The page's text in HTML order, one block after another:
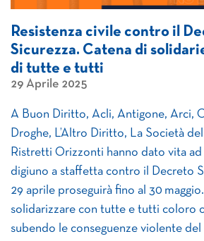
Resistenza civile contro il
Sicurezza. Catena di
di tutte e tutti
29 Aprile 2025
A Buon Diritto, Acli, Antigone, Arci,
Droghe, L’Altro Diritto, La Società
Ristretti Orizzonti hanno dato vita ad
digiuno a staffetta contro il Decreto
29 aprile proseguirà fino al 30
solidarizzare con tutte e tutti coloro
subendo le conseguenze violente del